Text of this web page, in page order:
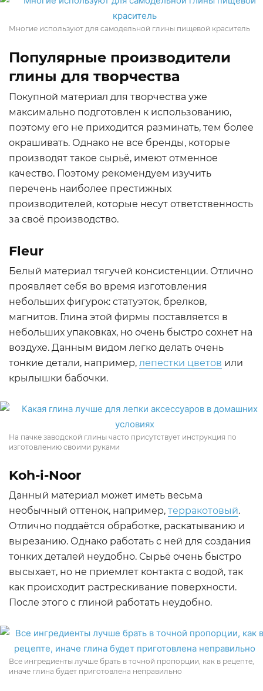
Многие используют для самодельной глины пищевой краситель
Популярные производители
глины для творчества
Покупной материал для творчества уже
максимально подготовлен к использованию,
поэтому его не приходится разминать, тем более
окрашивать. Однако не все бренды, которые
производят такое сырьё, имеют отменное
качество. Поэтому рекомендуем изучить
перечень наиболее престижных
производителей, которые несут ответственность
за своё производство.
Fleur
Белый материал тягучей консистенции. Отлично
проявляет себя во время изготовления
небольших фигурок: статуэток, брелков,
магнитов. Глина этой фирмы поставляется в
небольших упаковках, но очень быстро сохнет на
воздухе. Данным видом легко делать очень
тонкие детали, например, лепестки цветов или
крылышки бабочки.
На пачке заводской глины часто присутствует инструкция по
изготовлению своими руками
Koh-i-Noor
Данный материал может иметь весьма
необычный оттенок, например, терракотовый.
Отлично поддаётся обработке, раскатыванию и
вырезанию. Однако работать с ней для создания
тонких деталей неудобно. Сырьё очень быстро
высыхает, но не приемлет контакта с водой, так
как происходит растрескивание поверхности.
После этого с глиной работать неудобно.
Все ингредиенты лучше брать в точной пропорции, как в рецепте,
иначе глина будет приготовлена неправильно